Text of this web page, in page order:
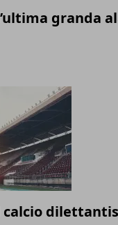
granda
calcio